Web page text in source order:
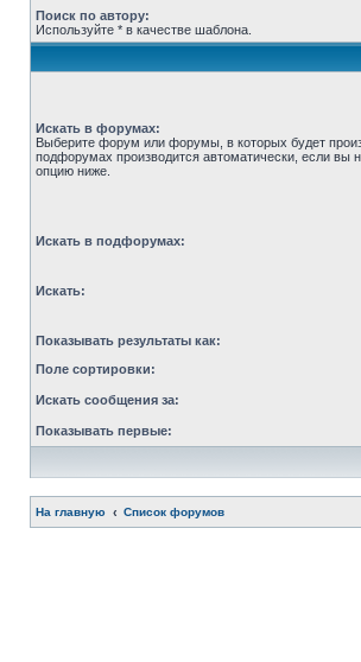
Поиск по автору:
Используйте * в качестве шаблона.
Искать в форумах:
Выберите форум или форумы, в которых будет
подфорумах производится автоматически, если вы
опцию ниже.
Искать в подфорумах:
Искать:
Показывать результаты как:
Поле сортировки:
Искать сообщения за:
Показывать первые:
На главную Список форумов